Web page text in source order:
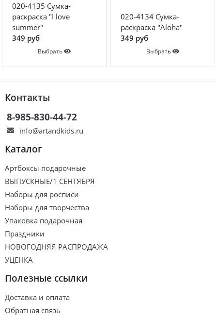
020-4135 Сумка-
раскраска "I love
summer"
349 руб
Выбрать
020-4134 Сумка-
раскраска "Aloha"
349 руб
Выбрать
Контакты
8-985-830-44-72
info@artandkids.ru
Каталог
Артбоксы подарочные
ВЫПУСКНЫЕ/1 СЕНТЯБРЯ
Наборы для росписи
Наборы для творчества
Упаковка подарочная
Праздники
НОВОГОДНЯЯ РАСПРОДАЖА
УЦЕНКА
Полезные ссылки
Доставка и оплата
Обратная связь